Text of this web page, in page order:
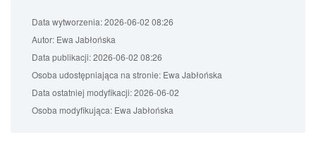
Data wytworzenia:2026-06-02 08:26
Autor: Ewa Jabłońska
Data publikacji:2026-06-02 08:26
Osoba udostępniająca na stronie: Ewa Jabłońska
Data ostatniej modyfikacji:2026-06-02
Osoba modyfikująca: Ewa Jabłońska